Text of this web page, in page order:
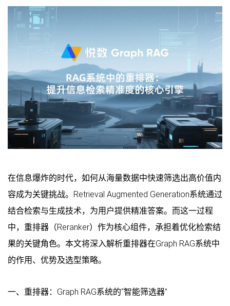
在信息爆炸的时代，如何从海量数据中快速筛选出高价值内
容成为关键挑战。Retrieval Augmented Generation系统通过
结合检索与生成技术，为用户提供精准答案。而这一过程
中，重排器（Reranker）作为核心组件，承担着优化检索结
果的关键角色。本文将深入解析重排器在Graph RAG系统中
的作用、优势及选型策略。
一、重排器：Graph RAG系统的“智能筛选器”